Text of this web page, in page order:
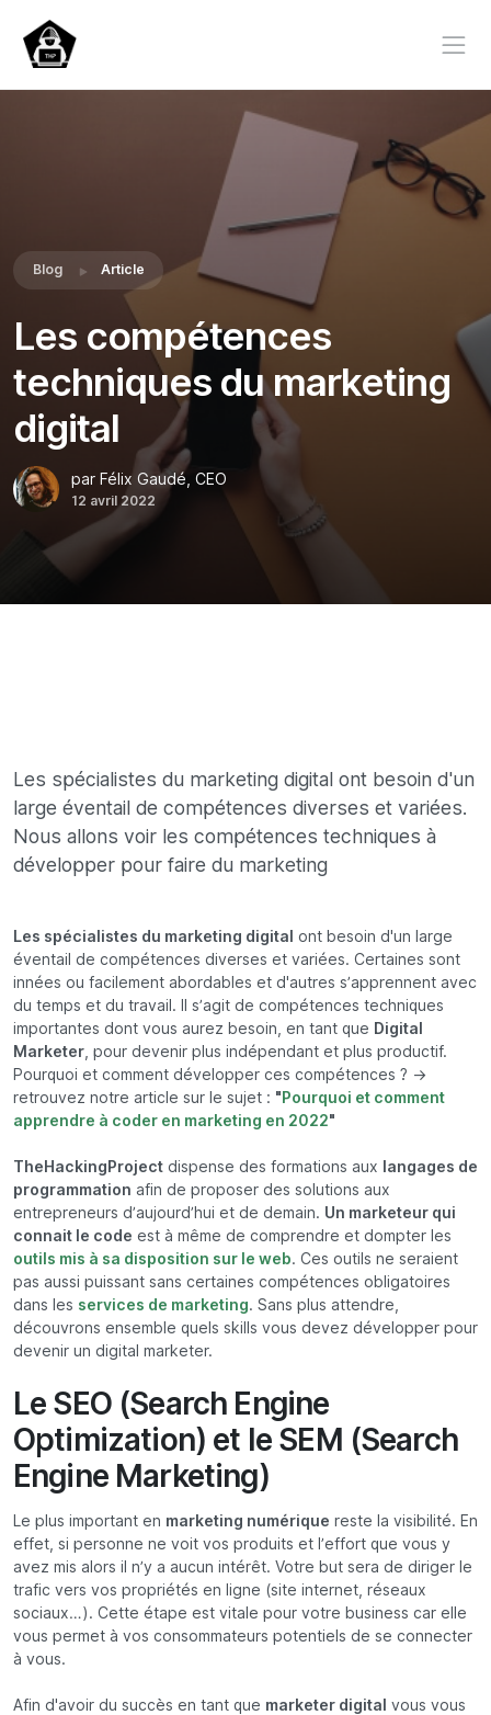
Blog Article
Les compétences
techniques du marketing
digital
par Félix Gaudé, CEO
12 avril 2022
Les spécialistes du marketing digital ont besoin d'un
large éventail de compétences diverses et variées.
Nous allons voir les compétences techniques à
développer pour faire du marketing
Les spécialistes du marketing digital
ont besoin d'un large
éventail de compétences diverses et variées. Certaines sont
innées ou facilement abordables et d'autres s’apprennent avec
du temps et du travail. Il s’agit de compétences techniques
importantes dont vous aurez besoin, en tant que Digital
Marketer , pour devenir plus indépendant et plus productif.
Pourquoi et comment développer ces compétences ? ->
retrouvez notre article sur le sujet : "Pourquoi et comment
apprendre à coder en marketing en 2022"
TheHackingProject dispense des formations aux
langages de
programmation afin de proposer des solutions aux
entrepreneurs d’aujourd’hui et de demain. Un marketeur qui
connait le code est à même de comprendre et dompter les
outils mis à sa disposition sur le web. Ces outils ne seraient
pas aussi puissant sans certaines compétences obligatoires
dans les services de marketing. Sans plus attendre,
découvrons ensemble quels skills vous devez développer pour
devenir un digital marketer.
Le SEO (Search Engine
Optimization) et le SEM (Search
Engine Marketing)
Le plus important en marketing numérique reste la visibilité. En
effet, si personne ne voit vos produits et l’effort que vous y
avez mis alors il n’y a aucun intérêt. Votre but sera de diriger le
trafic vers vos propriétés en ligne (site internet, réseaux
sociaux…). Cette étape est vitale pour votre business car elle
vous permet à vos consommateurs potentiels de se connecter
à vous.
Afin d'avoir du succès en tant que marketer digital vous vous